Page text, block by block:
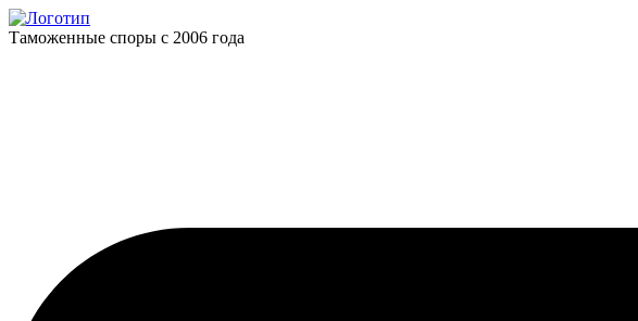
Таможенные споры с 2006 года